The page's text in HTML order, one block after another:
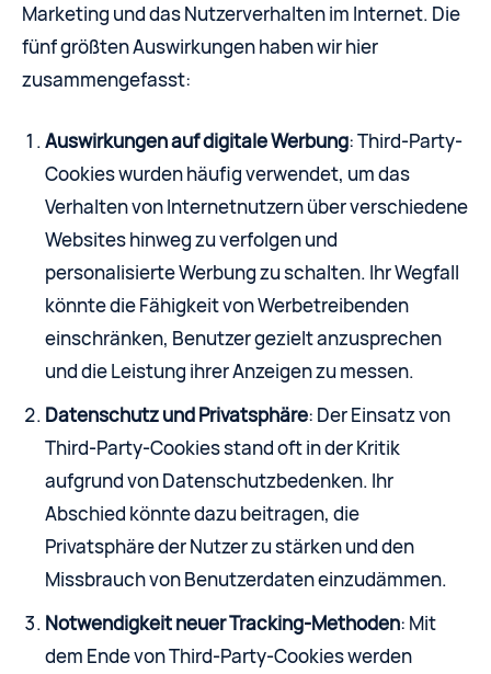
Marketing und das Nutzerverhalten im Internet. Die
fünf größten Auswirkungen haben wir hier
zusammengefasst:
Auswirkungen auf digitale Werbung: Third-Party-
Cookies wurden häufig verwendet, um das
Verhalten von Internetnutzern über verschiedene
Websites hinweg zu verfolgen und
personalisierte Werbung zu schalten. Ihr Wegfall
könnte die Fähigkeit von Werbetreibenden
einschränken, Benutzer gezielt anzusprechen
und die Leistung ihrer Anzeigen zu messen.
Datenschutz und Privatsphäre: Der Einsatz von
Third-Party-Cookies stand oft in der Kritik
aufgrund von Datenschutzbedenken. Ihr
Abschied könnte dazu beitragen, die
Privatsphäre der Nutzer zu stärken und den
Missbrauch von Benutzerdaten einzudämmen.
Notwendigkeit neuer Tracking-Methoden: Mit
dem Ende von Third-Party-Cookies werden